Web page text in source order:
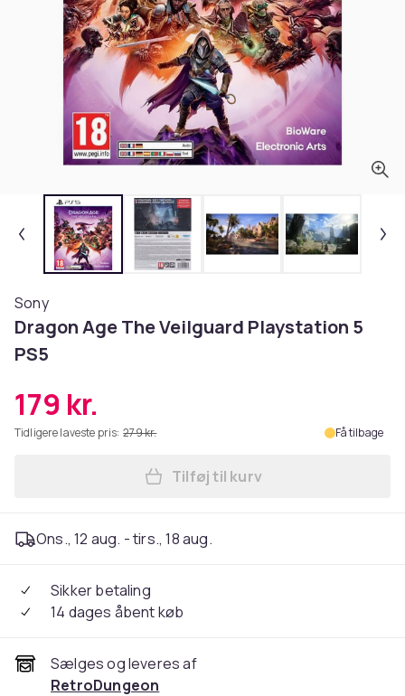
Sony
Dragon Age The Veilguard Playstation 5
PS5
179 kr.
Tidligere laveste pris: 279 kr. Få tilbage
Læg Dragon Age The
Tilføj til kurv
Ons., 12 aug. - tirs., 18 aug.
Sikker betaling
14 dages åbent køb
Sælges og leveres af
RetroDungeon